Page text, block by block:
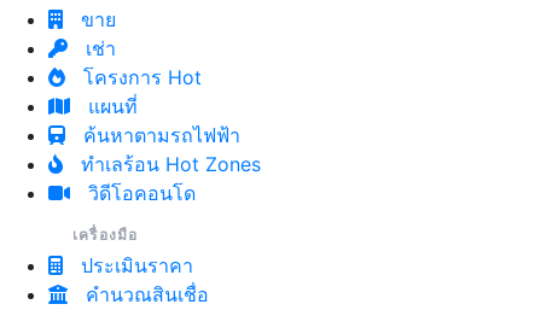
ขาย
เช่า
โครงการ Hot
แผนที่
ค้นหาตามรถไฟฟ้า
ทำเลร้อน Hot Zones
วิดีโอคอนโด
เครื่องมือ
ประเมินราคา
คำนวณสินเชื่อ